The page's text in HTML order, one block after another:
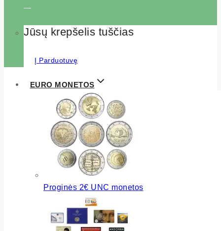
Jūsų krepšelis tuščias
Į Parduotuvę
EURO MONETOS
Proginės 2€ UNC monetos